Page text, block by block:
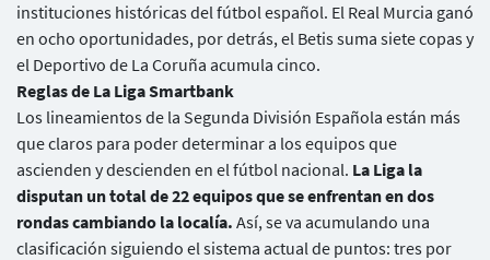
instituciones históricas del fútbol español. El Real Murcia ganó
en ocho oportunidades, por detrás, el Betis suma siete copas y
el Deportivo de La Coruña acumula cinco.
Reglas de La Liga Smartbank
Los lineamientos de la Segunda División Española están más
que claros para poder determinar a los equipos que
ascienden y descienden en el fútbol nacional. La Liga la
disputan un total de 22 equipos que se enfrentan en dos
rondas cambiando la localía. Así, se va acumulando una
clasificación siguiendo el sistema actual de puntos: tres por